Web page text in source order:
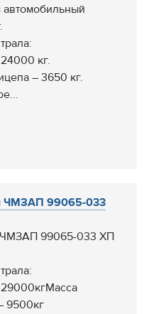
кг.
– 3650 кг.
ЧМЗАП 99065-033
ЧМЗАП 99065-033 ХП
9500кг